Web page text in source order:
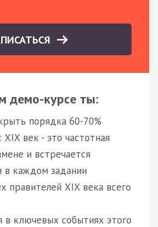
демо-курсе ты:
порядка 60-70%
XIX век - это частотная
и встречается
в каждом задании
правителей XIX века всего
в ключевых событиях этого